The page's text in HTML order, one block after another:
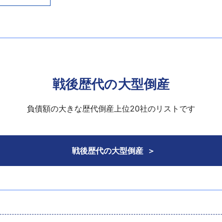
、7月の提出を予定していた弁済計画が9月になっても提出
3年6月期には年商38億300万円をあげていた。
ラインビル（株）（福岡市）は、証券化した自社ビルを
プ会社向けの金融、ファクタリング業務。エス・モア・エ
ースで上級者向けコースとして知られる。また、関越道利
して来場者が減少、客単価の下落もあって業績は悪化、
戦後歴代の大型倒産
負債額の大きな歴代倒産上位20社のリストです
戦後歴代の大型倒産